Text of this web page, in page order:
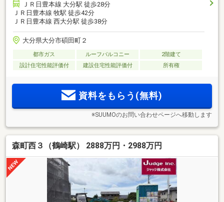
ＪＲ日豊本線 大分駅 徒歩28分
ＪＲ日豊本線 牧駅 徒歩42分
ＪＲ日豊本線 西大分駅 徒歩38分
大分県大分市碩田町２
都市ガス ルーフバルコニー
2階建て
設計住宅性能評価付
建設住宅性能評価付 所有権
資料をもらう(無料)
※SUUMOのお問い合わせページへ移動します
森町西３（鶴崎駅） 2888万円・2988万円